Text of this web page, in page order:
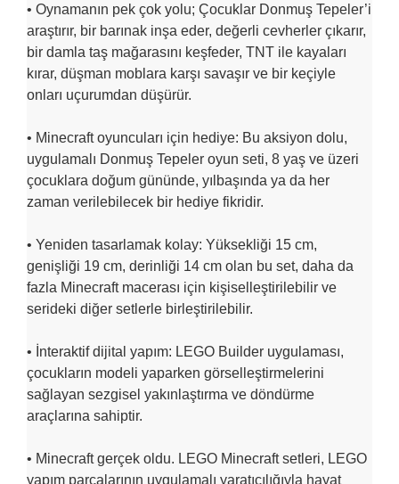
• Oynamanın pek çok yolu; Çocuklar Donmuş Tepeler’i
araştırır, bir barınak inşa eder, değerli cevherler çıkarır,
bir damla taş mağarasını keşfeder, TNT ile kayaları
kırar, düşman moblara karşı savaşır ve bir keçiyle
onları uçurumdan düşürür.
• Minecraft oyuncuları için hediye: Bu aksiyon dolu,
uygulamalı Donmuş Tepeler oyun seti, 8 yaş ve üzeri
çocuklara doğum gününde, yılbaşında ya da her
zaman verilebilecek bir hediye fikridir.
• Yeniden tasarlamak kolay: Yüksekliği 15 cm,
genişliği 19 cm, derinliği 14 cm olan bu set, daha da
fazla Minecraft macerası için kişiselleştirilebilir ve
serideki diğer setlerle birleştirilebilir.
• İnteraktif dijital yapım: LEGO Builder uygulaması,
çocukların modeli yaparken görselleştirmelerini
sağlayan sezgisel yakınlaştırma ve döndürme
araçlarına sahiptir.
• Minecraft gerçek oldu. LEGO Minecraft setleri, LEGO
yapım parçalarının uygulamalı yaratıcılığıyla hayat